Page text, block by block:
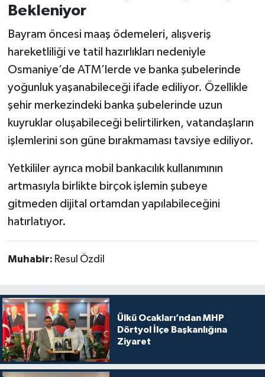
Bekleniyor
Bayram öncesi maaş ödemeleri, alışveriş
hareketliliği ve tatil hazırlıkları nedeniyle
Osmaniye’de ATM’lerde ve banka şubelerinde
yoğunluk yaşanabileceği ifade ediliyor. Özellikle
şehir merkezindeki banka şubelerinde uzun
kuyruklar oluşabileceği belirtilirken, vatandaşların
işlemlerini son güne bırakmaması tavsiye ediliyor.
Yetkililer ayrıca mobil bankacılık kullanımının
artmasıyla birlikte birçok işlemin şubeye
gitmeden dijital ortamdan yapılabileceğini
hatırlatıyor.
Muhabir: Resul Özdil
Ülkü Ocakları’ndan MHP
Dörtyol İlçe Başkanlığına
Ziyaret